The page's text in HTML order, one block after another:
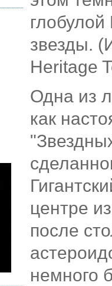
звезды.
Heritage
Одна из
как
центре
после
немного